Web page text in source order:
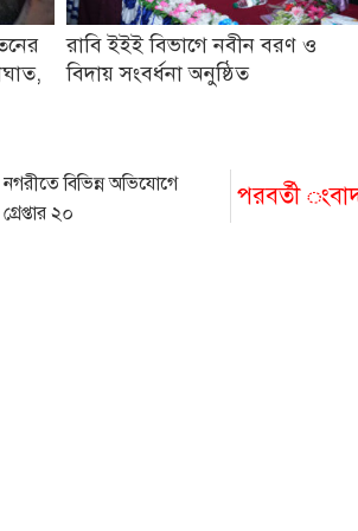
রাবি ইইই বিভাগে নবীন বরণ ও
বিদায় সংবর্ধনা অনুষ্ঠিত
পরবর্তী
নগরীতে বিভিন্ন অভিযোগে
গ্রেপ্তার ২০